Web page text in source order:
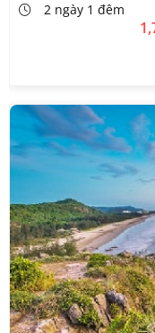
2 ngày 1 đêm